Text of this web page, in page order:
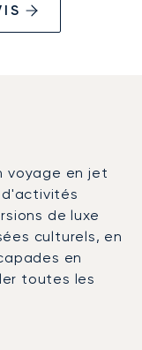
voyage en jet
d'activités
de luxe
culturels, en
en
toutes les